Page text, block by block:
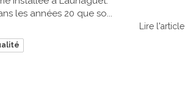
les années 20 que so...
Lire l'article